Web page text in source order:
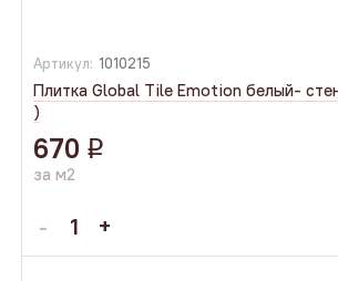
Артикул: 1010215
Плитка Global Tile Emotion белый-
)
670 q
за м2